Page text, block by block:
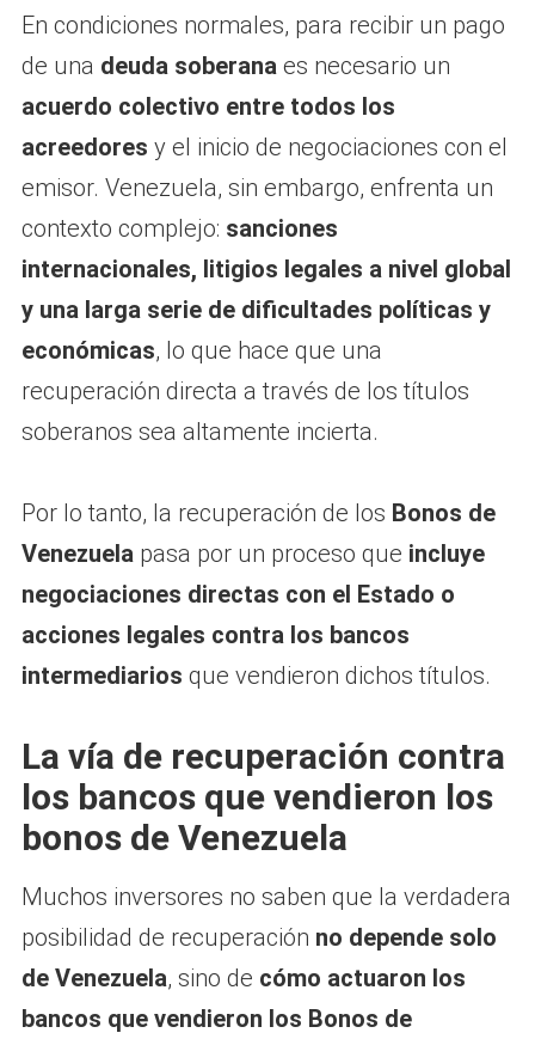
En condiciones normales, para recibir un pago
de una deuda soberana es necesario un
acuerdo colectivo entre todos los
acreedores y el inicio de negociaciones con el
emisor. Venezuela, sin embargo, enfrenta un
contexto complejo: sanciones
internacionales, litigios legales a nivel global
y una larga serie de dificultades políticas y
económicas, lo que hace que una
recuperación directa a través de los títulos
soberanos sea altamente incierta.
Por lo tanto, la recuperación de los Bonos de
Venezuela pasa por un proceso que incluye
negociaciones directas con el Estado o
acciones legales contra los bancos
intermediarios que vendieron dichos títulos.
La vía de recuperación contra
los bancos que vendieron los
bonos de Venezuela
Muchos inversores no saben que la verdadera
posibilidad de recuperación no depende solo
de Venezuela, sino de cómo actuaron los
bancos que vendieron los Bonos de